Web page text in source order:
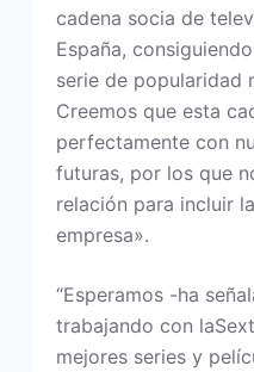
cadena socia de
España,
serie de popularidad
Creemos que esta
perfectamente con
futuras, por los que
relación para incluir
empresa».
“Esperamos -ha
trabajando con
mejores series y